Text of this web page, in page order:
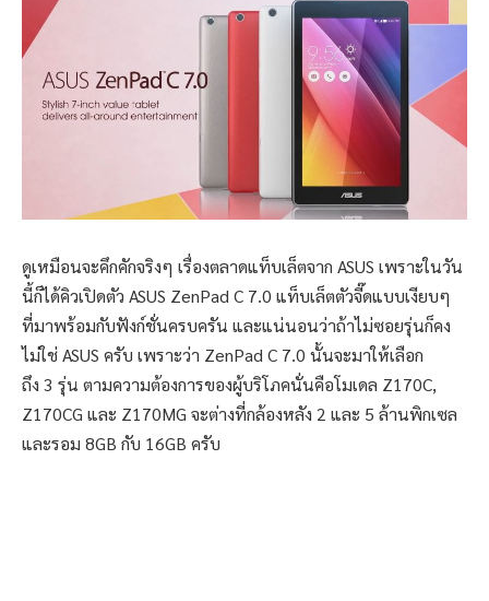
ดูเหมือนจะคึกคักจริงๆ เรื่องตลาดแท็บเล็ตจาก ASUS เพราะในวัน
นี้ก็ได้คิวเปิดตัว ASUS ZenPad C 7.0 แท็บเล็ตตัวจี๊ดแบบเงียบๆ
ที่มาพร้อมกับฟังก์ชั่นครบครัน และแน่นอนว่าถ้าไม่ซอยรุ่นก็คง
ไม่ใช่ ASUS ครับ เพราะว่า ZenPad C 7.0 นั้นจะมาให้เลือก
ถึง 3 รุ่น ตามความต้องการของผู้บริโภคนั่นคือโมเดล Z170C,
Z170CG และ Z170MG จะต่างที่กล้องหลัง 2 และ 5 ล้านพิกเซล
และรอม 8GB กับ 16GB ครับ